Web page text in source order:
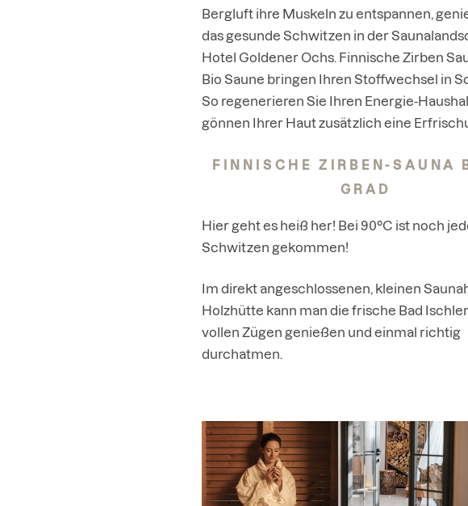
Bergluft ihre Muskeln zu entspannen,
das gesunde Schwitzen in der
Hotel Goldener Ochs. Finnische Zirben
Bio Saune bringen Ihren Stoffwechsel in
So regenerieren Sie Ihren Energie-
gönnen Ihrer Haut zusätzlich eine
FINNISCHE ZIRBEN-SAUNA
GRAD
Hier geht es heiß her! Bei 90°C ist noch
Schwitzen gekommen!
Im direkt angeschlossenen, kleinen
Holzhütte kann man die frische Bad
vollen Zügen genießen und einmal richtig
durchatmen.